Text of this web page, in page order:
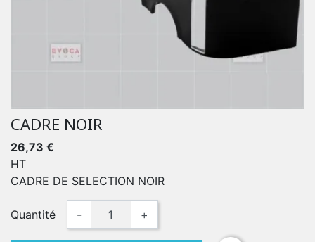
CADRE NOIR
26,73 €
HT
CADRE DE SELECTION NOIR
Quantité - +